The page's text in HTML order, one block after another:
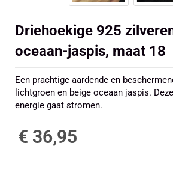
Driehoekige 925
oceaan-jaspis, maat 18
Een prachtige aardende en
lichtgroen en beige oceaan jaspis.
energie gaat stromen.
€ 36,95